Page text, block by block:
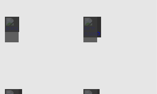
ברגים ידיות למטבח